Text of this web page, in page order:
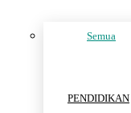
Semua
PENDIDIKAN